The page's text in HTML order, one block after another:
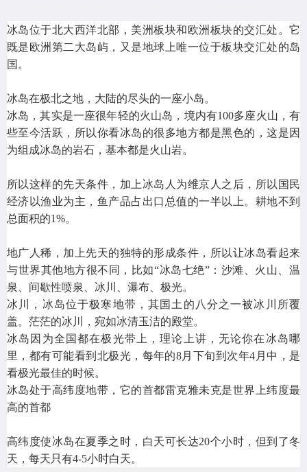
冰岛位于北大西洋北部，美洲板块和欧洲板块的交汇处。它
既是欧洲第二大岛屿，又是地球上唯一位于板块交汇处的岛
国。
冰岛在极北之地，大陆的尽头的一座小岛。
冰岛，其实是一座很年轻的火山岛，境内有100多座火山，有
些至今活跃，所以你看冰岛的很多地方都是黑色的，这是因
为组成冰岛的岩石，基本都是火山岩。
所以这样的先天条件，加上冰岛人为维京人之后，所以国民
经济以渔业为主，鱼产品占出口总值的一半以上。耕地不到
总面积的1%。
地广人稀，加上先天的独特的形成条件，所以让冰岛看起来
与世界其他地方很不同，比如“冰岛七绝”：沙滩、火山、温
泉、间歇性喷泉、冰川、瀑布、极光。
冰川，冰岛位于极寒地带，其国土的八分之一被冰川所覆
盖。茫茫的冰川，宛如冰清玉洁的殿堂。
冰岛因为全国都在极光带上，理论上讲，无论你在冰岛哪
里，都有可能看到北极光，每年的8月下旬到次年4月中，是
看极光最佳的时候。
冰岛处于高纬度地带，它的首都雷克雅未克是世界上纬度最
高的首都
高纬度使冰岛在夏季之时，白天可长达20个小时，但到了冬
天，每天只有4-5小时白天。